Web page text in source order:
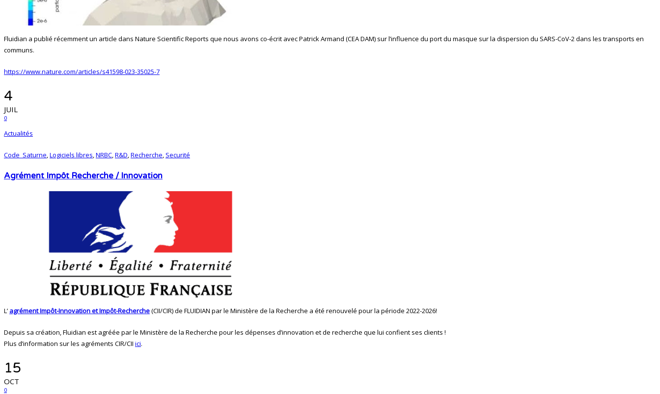
Fluidian a publié récemment un article dans Nature Scientific Reports que nous avons co-écrit avec Patrick Armand (CEA DAM) sur l’influence du port du masque sur la dispersion du SARS-CoV-2 dans les transports en
communs.
https://www.nature.com/articles/s41598-023-35025-7
4
JUIL
0
Actualités
Code_Saturne Logiciels libres NRBC R&D Recherche Securité
Agrément Impôt Recherche / Innovation
L’ agrément Impôt-Innovation et Impôt-Recherche(CII/CIR) de FLUIDIAN par le Ministère de la Recherche a été renouvelé pour la période 2022-2026!
Depuis sa création, Fluidian est agréée par le Ministère de la Recherche pour les dépenses d’innovation et de recherche que lui confient ses clients !
Plus d’information sur les agréments CIR/CII ici.
15
OCT
0